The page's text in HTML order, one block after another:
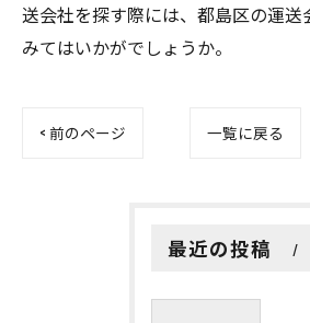
送会社を探す際には、都島区の運送
みてはいかがでしょうか。
< 前のページ 一覧に戻る
最近の投稿